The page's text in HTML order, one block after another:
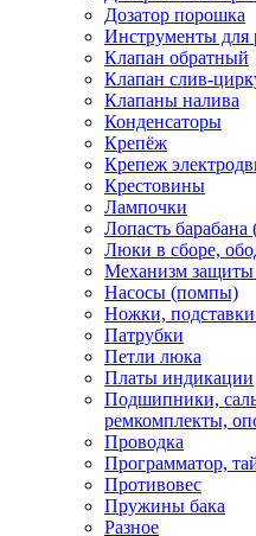
Дозатор порошка
Инструменты для
Клапан обратный
Клапан слив-
Клапаны налива
Конденсаторы
Крепёж
Крепеж
Крестовины
Лампочки
Лопасть барабана
Люки в сборе,
Механизм защиты
Насосы (помпы)
Ножки,
Патрубки
Петли люка
Платы индикации
Подшипники,
ремкомплекты,
Проводка
Программатор,
Противовес
Пружины бака
Разное